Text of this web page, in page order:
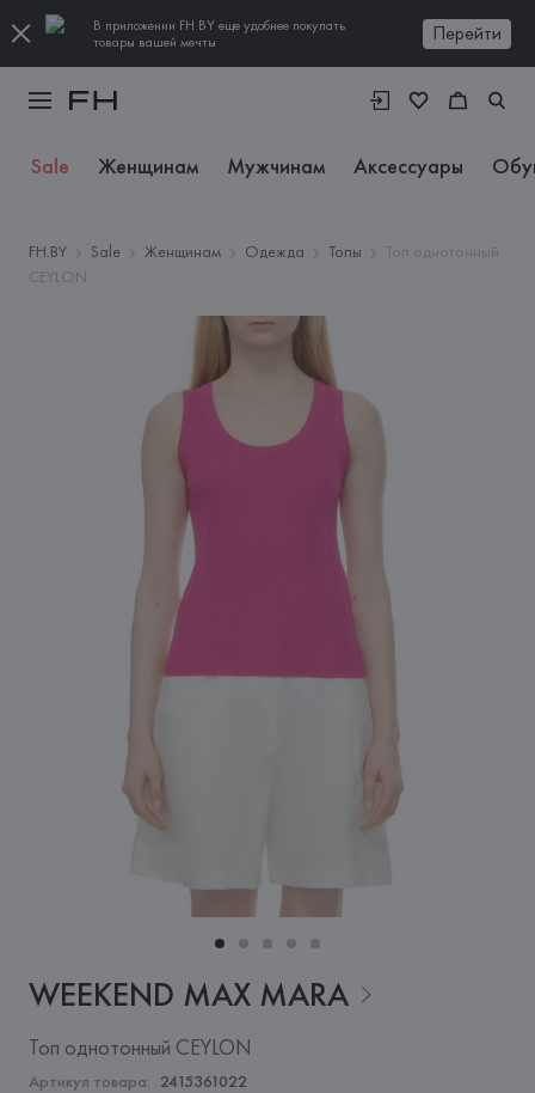
В приложении FH.BY еще удобнее покупать
товары вашей мечты
Перейти
Sale Женщинам Мужчинам Аксессуары
FH.BY Sale Женщинам Одежда Топы
Топ однотонный
CEYLON
WEEKEND MAX MARA
Топ однотонный CEYLON
Артикул товара: 2415361022